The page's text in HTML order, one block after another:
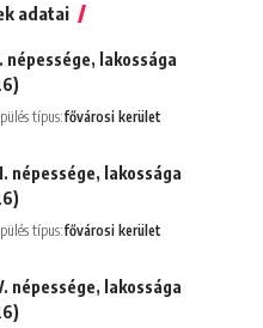
adatai
népessége, lakossága
típus:fővárosi kerület
népessége, lakossága
típus:fővárosi kerület
népessége, lakossága